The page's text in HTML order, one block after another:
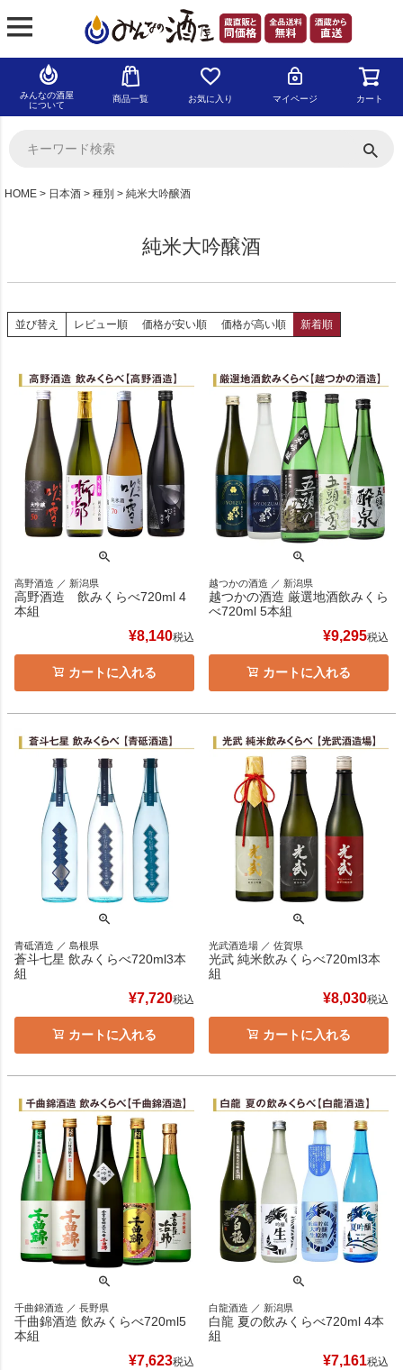
みんなの酒屋
について
商品一覧 お気に入り マイページ カート
HOME 日本酒 種別 純米大吟醸酒
純米大吟醸酒
並び替え レビュー順 価格が安い順 価格が高い順 新着順
高野酒造 ／ 新潟県
高野酒造 飲みくらべ720ml 4
本組
¥8,140税込
カートに入れる
越つかの酒造 ／ 新潟県
越つかの酒造 厳選地酒飲みくら
べ720ml 5本組
¥9,295税込
カートに入れる
青砥酒造 ／ 島根県
蒼斗七星 飲みくらべ720ml3本
組
¥7,720税込
カートに入れる
光武酒造場 ／ 佐賀県
光武 純米飲みくらべ720ml3本
組
¥8,030税込
カートに入れる
千曲錦酒造 ／ 長野県
千曲錦酒造 飲みくらべ720ml5
本組
¥7,623税込
白龍酒造 ／ 新潟県
白龍 夏の飲みくらべ720ml 4本
組
¥7,161税込